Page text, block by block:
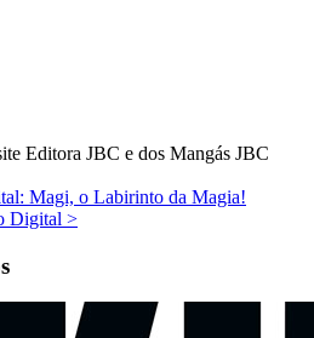
Editora JBC e dos Mangás JBC
Magi, o Labirinto da Magia!
Digital >